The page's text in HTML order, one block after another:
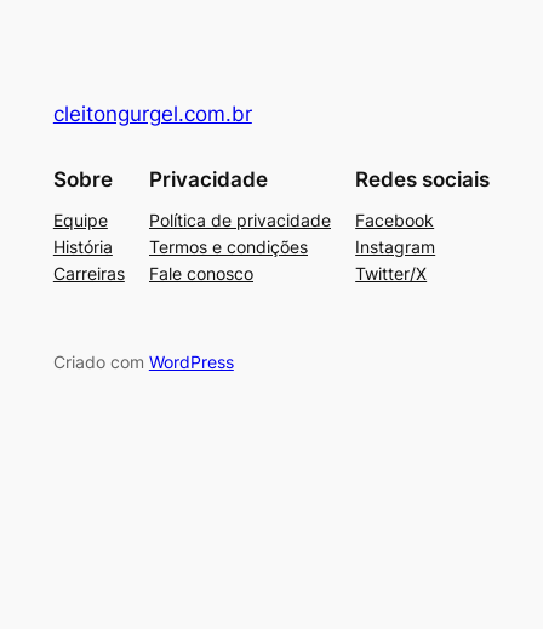
cleitongurgel.com.br
Sobre
Equipe
História
Carreiras
Privacidade
Política de privacidade
Termos e condições
Fale conosco
Redes sociais
Facebook
Instagram
Twitter/X
Criado com WordPress